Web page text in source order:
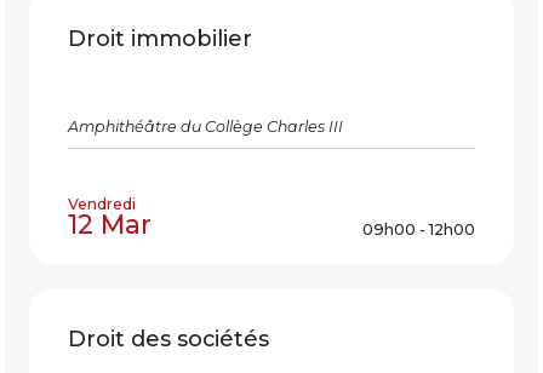
Droit immobilier
Amphithéâtre du Collège Charles III
Vendredi
12 Mar 09h00 - 12h00
Droit des sociétés